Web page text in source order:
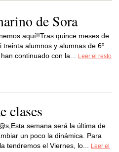
de Sora
aquí!!Tras quince meses de
alumnos y alumnas de 6º
continuado con la...
Leer el resto
clases
semana será la última de
un poco la dinámica. Para
tendremos el Viernes, lo...
Leer el